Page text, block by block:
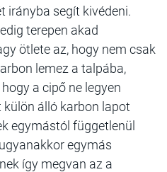
irányba segít kivédeni.
terepen akad
ötlete az, hogy nem csak
lemez a talpába,
a cipő ne legyen
álló karbon lapot
egymástól függetlenül
egymás
így megvan az a